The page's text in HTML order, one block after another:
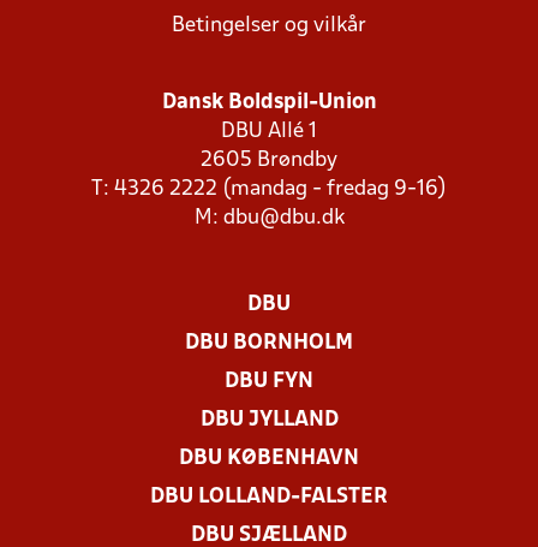
Betingelser og vilkår
Dansk Boldspil-Union
DBU Allé 1
2605 Brøndby
T: 4326 2222 (mandag - fredag 9-16)
M: dbu@dbu.dk
DBU
DBU BORNHOLM
DBU FYN
DBU JYLLAND
DBU KØBENHAVN
DBU LOLLAND-FALSTER
DBU SJÆLLAND